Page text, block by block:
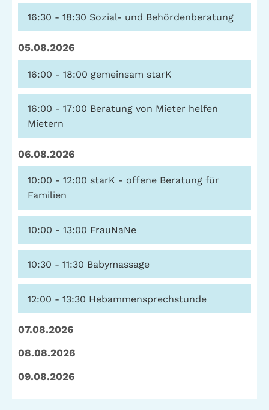
News Kalender
Kontakt Impressum
16:30 - 18:30 Sozial- und Behördenberatung
05.08.2026
16:00 - 18:00 gemeinsam starK
16:00 - 17:00 Beratung von Mieter helfen
Mietern
06.08.2026
10:00 - 12:00 starK - offene Beratung für
Familien
10:00 - 13:00 FrauNaNe
10:30 - 11:30 Babymassage
12:00 - 13:30 Hebammensprechstunde
07.08.2026
08.08.2026
09.08.2026